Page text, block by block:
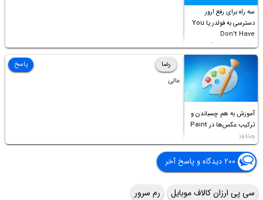
سه راه برای رفع ارور
دسترسی به فولدر یا You
Don’t Have
Permission to
Access this folder
آموزش به هم چسباندن و
ترکیب عکس‌ها در Paint
ویندوز
رضا
عالی
پاسخ
۲۰۰ دیدگاه و پاسخ آخر
سی پی ارزان کالاف موبایل رم سرور